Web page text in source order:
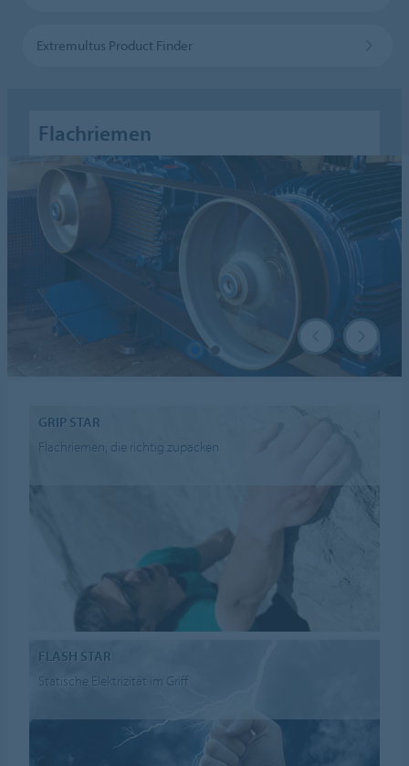
Extremultus Product Finder
Flachriemen
GRIP STAR
Flachriemen, die richtig zupacken
FLASH STAR
Statische Elektrizität im Griff